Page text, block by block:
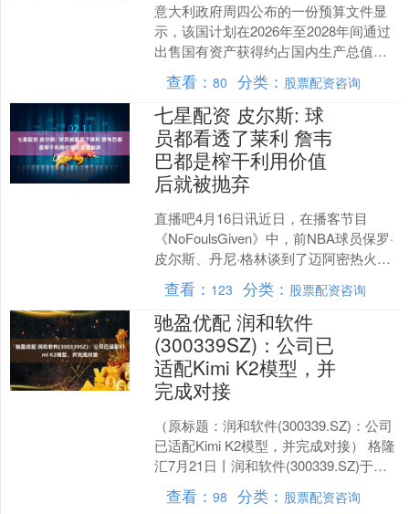
意大利政府周四公布的一份预算文件显
示，该国计划在2026年至2028年间通过
出售国有资产获得约占国内生产总值
0.8%的收入，即近190亿欧元，以应对日
益沉重的债....
查看：80 分类： 股票配资咨询
七星配资 皮尔斯: 球
员都看透了莱利 詹韦
巴都是榨干利用价值
后就被抛弃
直播吧4月16日讯近日，在播客节目
《NoFoulsGiven》中，前NBA球员保罗·
皮尔斯、丹尼·格林谈到了迈阿密热火队
在吸引大牌球星方面所面临的困境。 主
持人....
查看： 123 分类： 股票配资咨询
驰盈优配 润和软件
(300339SZ)：公司已
适配Kimi K2模型，并
完成对接
（原标题：润和软件(300339.SZ)：公司
已适配Kimi K2模型，并完成对接） 格隆
汇7月21日丨润和软件(300339.SZ)于投
资者互动平台表示，公司....
查看：98 分类： 股票配资咨询